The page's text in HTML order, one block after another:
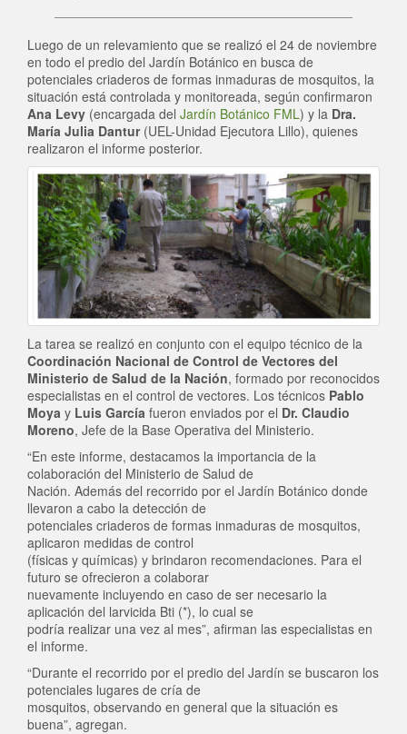
Luego de un relevamiento que se realizó el 24 de noviembre
en todo el predio del Jardín Botánico en busca de
potenciales criaderos de formas inmaduras de mosquitos, la
situación está controlada y monitoreada, según confirmaron
Ana Levy (encargada del Jardín Botánico FML) y la Dra.
María Julia Dantur(UEL-Unidad Ejecutora Lillo), quienes
realizaron el informe posterior.
La tarea se realizó en conjunto con el equipo técnico de la
Coordinación Nacional de Control de Vectores del
Ministerio de Salud de la Nación, formado por reconocidos
especialistas en el control de vectores. Los técnicos Pablo
Moya y Luis García fueron enviados por el Dr. Claudio
Moreno, Jefe de la Base Operativa del Ministerio.
“En este informe, destacamos la importancia de la
colaboración del Ministerio de Salud de
Nación. Además del recorrido por el Jardín Botánico donde
llevaron a cabo la detección de
potenciales criaderos de formas inmaduras de mosquitos,
aplicaron medidas de control
(físicas y químicas) y brindaron recomendaciones. Para el
futuro se ofrecieron a colaborar
nuevamente incluyendo en caso de ser necesario la
aplicación del larvicida Bti (*), lo cual se
podría realizar una vez al mes”, afirman las especialistas en
el informe.
“Durante el recorrido por el predio del Jardín se buscaron los
potenciales lugares de cría de
mosquitos, observando en general que la situación es
buena”, agregan.